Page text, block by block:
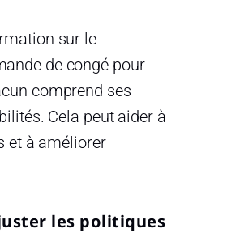
sur le
de congé pour
comprend ses
Cela peut aider à
et à améliorer
les politiques